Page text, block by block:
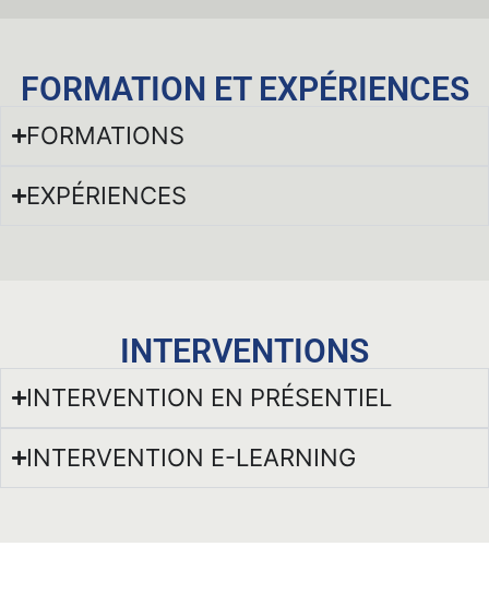
FORMATION ET EXPÉRIENCES
FORMATIONS
EXPÉRIENCES
INTERVENTIONS
INTERVENTION EN PRÉSENTIEL
INTERVENTION E-LEARNING